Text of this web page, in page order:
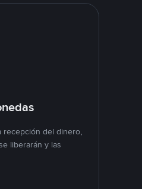
recepción del dinero,
liberarán y las